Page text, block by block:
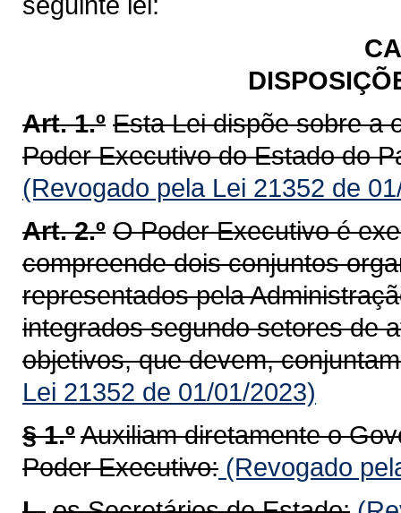
Art. 1.º Esta Lei dispõe sobre a
Poder Executivo do Estado do
(Revogado pela Lei 21352 de
Art. 2.º O Poder Executivo é
compreende dois conjuntos
representados pela
integrados segundo setores de
objetivos, que devem,
Lei 21352 de 01/01/2023)
§ 1.ºAuxiliam diretamente o
Poder Executivo: (Revogado